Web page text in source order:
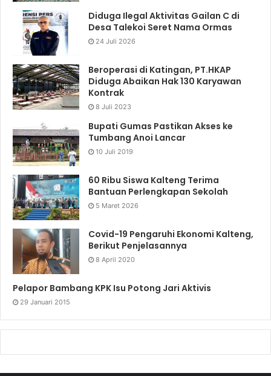
Diduga Ilegal Aktivitas Gailan C di
Desa Talekoi Seret Nama Ormas
24 Juli 2026
Beroperasi di Katingan, PT.HKAP
Diduga Abaikan Hak 130 Karyawan
Kontrak
8 Juli 2023
Bupati Gumas Pastikan Akses ke
Tumbang Anoi Lancar
10 Juli 2019
60 Ribu Siswa Kalteng Terima
Bantuan Perlengkapan Sekolah
5 Maret 2026
Covid-19 Pengaruhi Ekonomi Kalteng,
Berikut Penjelasannya
8 April 2020
Pelapor Bambang KPK Isu Potong Jari Aktivis
29 Januari 2015